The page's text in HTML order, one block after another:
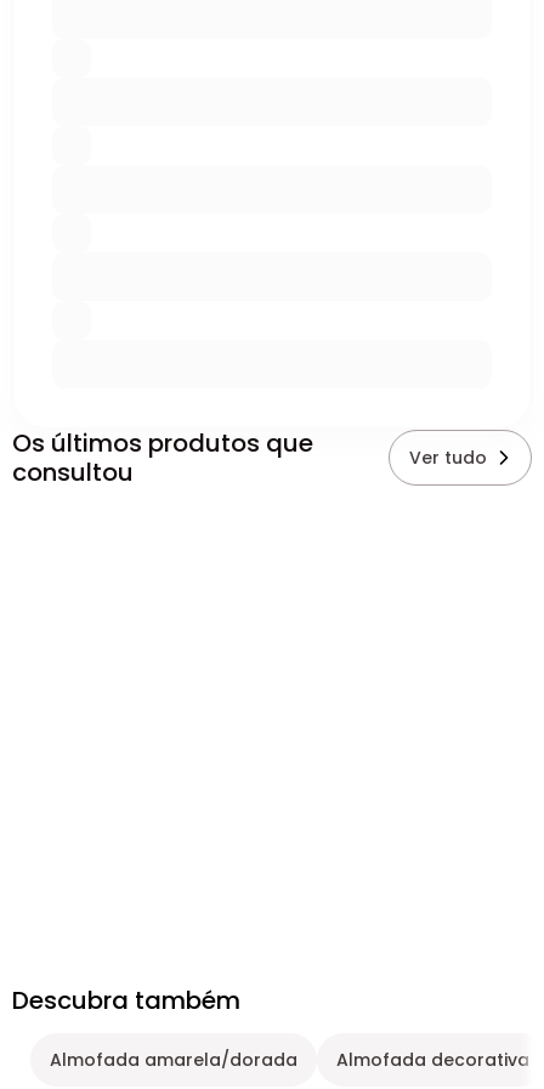
Os últimos produtos que
consultou
Ver tudo
Descubra também
Almofada amarela/dorada Almofada decorativa